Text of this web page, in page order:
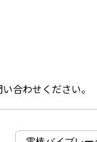
合わせください。